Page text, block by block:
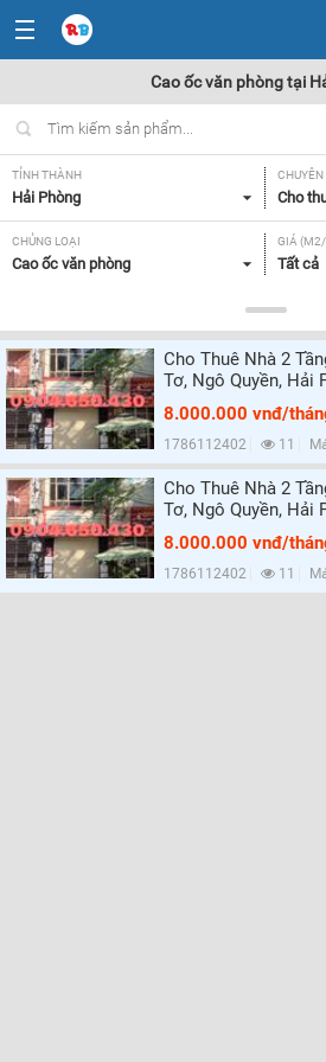
Cao ốc văn phòng tại
TỈNH THÀNH
Hải Phòng
CHUYÊN
Cho
CHỦNG LOẠI
Cao ốc văn phòng
GIÁ
Tất cả
Tất cả
TIỆN ÍCH
Tất cả
Cho Thuê Nhà 2
Tơ, Ngô Quyền, Hải
8.000.000 vnđ/
1786112402 11
Cho Thuê Nhà 2
Tơ, Ngô Quyền, Hải
8.000.000 vnđ/
1786112402 11